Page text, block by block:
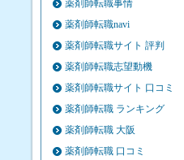
薬剤師転職事情
薬剤師転職navi
薬剤師転職サイト 評判
薬剤師転職志望動機
薬剤師転職サイト 口コミ
薬剤師転職 ランキング
薬剤師転職 大阪
薬剤師転職 口コミ